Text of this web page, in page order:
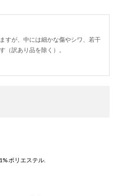
すが、中には細かな傷やシワ、若干
（訳あり品を除く）。
ポリエステル.